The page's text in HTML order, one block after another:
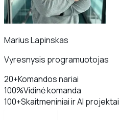
Marius Lapinskas
Vyresnysis programuotojas
20+Komandos nariai
100%Vidinė komanda
100+Skaitmeniniai ir AI projektai